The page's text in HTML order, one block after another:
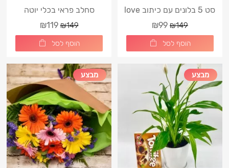
סט 5 בלונים עם כיתוב love
you
₪149
₪99
הוסף לסל
סחלב פראי בכלי יוטה
₪149
₪119
הוסף לסל
מבצע מבצע